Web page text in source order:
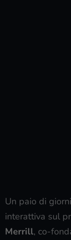
Un paio di
interattiva sul
Merrill, co-